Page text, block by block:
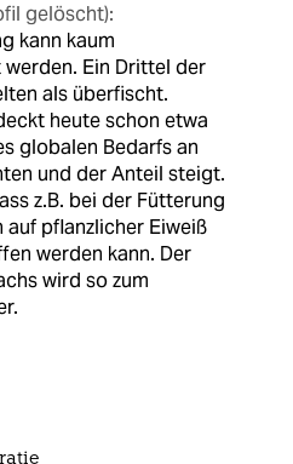
gelöscht):
kann kaum
Ein Drittel der
als überfischt.
heute schon etwa
globalen Bedarfs an
und der Anteil steigt.
z.B. bei der Fütterung
auf pflanzlicher Eiweiß
werden kann. Der
wird so zum